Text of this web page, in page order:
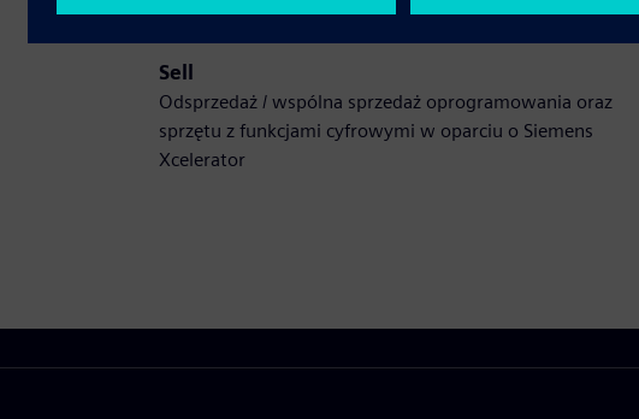
własnym
Sell
Odsprzedaż / wspólna sprzedaż oprogramowania oraz
sprzętu z funkcjami cyfrowymi w oparciu o Siemens
Xcelerator